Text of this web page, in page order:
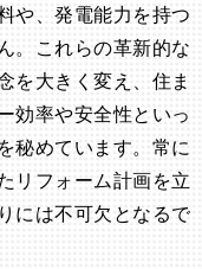
や、発電能力を持つ
。これらの革新的な
を大きく変え、住ま
効率や安全性といっ
秘めています。常に
リフォーム計画を立
には不可欠となるで